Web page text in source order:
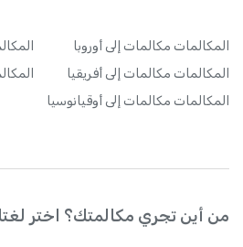
المكالمات مكالمات إلى أوروبا
المكالمات مكالمات إلى أفريقيا
المكالمات مكالمات إلى أوقيانوسيا
من أين تجري مكالمتك؟ اختر